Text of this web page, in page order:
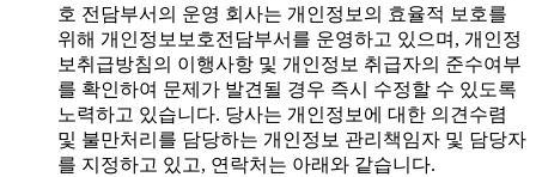
호 전담부서의 운영 회사는 개인정보의 효율적 보호를
위해 개인정보보호전담부서를 운영하고 있으며, 개인정
보취급방침의 이행사항 및 개인정보 취급자의 준수여부
를 확인하여 문제가 발견될 경우 즉시 수정할 수 있도록
노력하고 있습니다. 당사는 개인정보에 대한 의견수렴
및 불만처리를 담당하는 개인정보 관리책임자 및 담당자
를 지정하고 있고, 연락처는 아래와 같습니다.